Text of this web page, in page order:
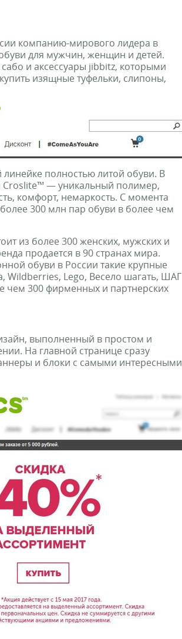
компанию-мирового лидера в
для мужчин, женщин и детей.
и аксессуары jibbitz, которыми
изящные туфельки, слипоны,
полностью литой обуви. В
Croslite™ — уникальный полимер,
комфорт, немаркость. С момента
300 млн пар обуви в более чем
из более 300 женских, мужских и
продается в 90 странах мира.
обуви в России такие крупные
Wildberries, Lego, Весело шагать, ШАГ
чем 300 фирменных и партнерских
выполненный в простом и
На главной странице сразу
и блоки с самыми интересными